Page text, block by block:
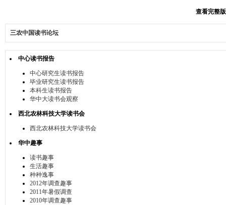
查看完整
三农中国读书论坛
中心读书报告
中心研究生读书报告
毕业研究生读书报告
本科生读书报告
华中大读书会观察
西北农林科技大学读书会
西北农林科技大学读书会
华中趣事
读书趣事
生活趣事
种种逸事
2012年调查趣事
2011年暑假调查
2010年调查趣事